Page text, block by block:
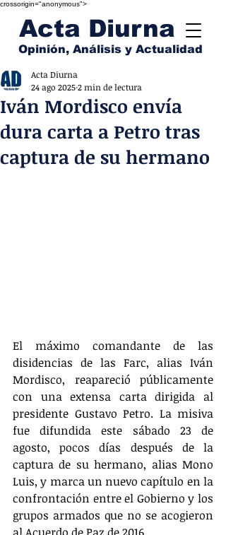
crossorigin="anonymous">
Acta Diurna
Opinión, Análisis y Actualidad
Iván Mordisco envía
dura carta a Petro tras
captura de su hermano
Acta Diurna
24 ago 20252 min de lectura
El máximo comandante de las
disidencias de las Farc, alias Iván
Mordisco, reapareció públicamente
con una extensa carta dirigida al
presidente Gustavo Petro. La misiva
fue difundida este sábado 23 de
agosto, pocos días después de la
captura de su hermano, alias Mono
Luis, y marca un nuevo capítulo en la
confrontación entre el Gobierno y los
grupos armados que no se acogieron